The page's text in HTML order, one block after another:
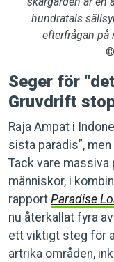
hundratals
efterfrågan på
©
Seger för
Gruvdrift
Raja Ampat i
sista paradis”,
Tack vare
människor, i
rapport Paradise
nu återkallat fyra
ett viktigt steg för
artrika områden,